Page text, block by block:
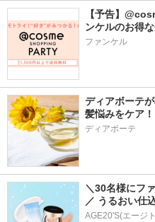
【予告】
ンケルのお得
ファンケル
ディアボーテ
髪悩みをケア！
ディアボーテ
＼30名様にフ
／ うるおい仕
AGE20'S(エージ